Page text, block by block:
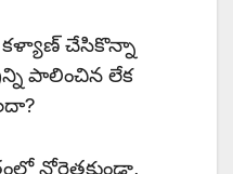
కళ్యాణ్ చేసికొన్నా
పాలించిన లేక
నోరెత్తకుండా,